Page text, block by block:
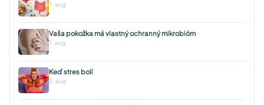
7. aug
Vaša pokožka má vlastný ochranný mikrobióm
7. aug
Keď stres bolí
5. aug